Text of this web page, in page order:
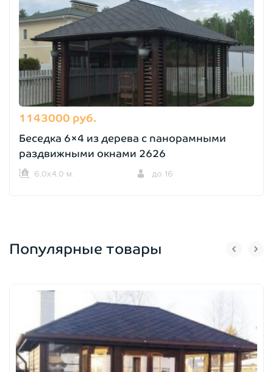
1143000 руб.
Беседка 6×4 из дерева с панорамными
раздвижными окнами 2626
6,0х4,0 м. до 16
Популярные товары